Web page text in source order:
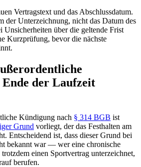
Vertragstext und das Abschlussdatum.
der Unterzeichnung, nicht das Datum des
Unsicherheiten über die geltende Frist
Kurzprüfung, bevor die nächste
der Laufzeit
Kündigung nach § 314 BGB ist
Grund vorliegt, der das Festhalten am
Entscheidend ist, dass dieser Grund bei
bekannt war — wer eine chronische
einen Sportvertrag unterzeichnet,
berufen.